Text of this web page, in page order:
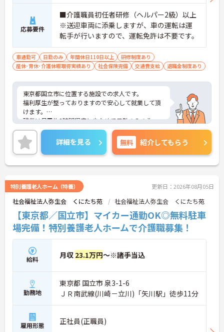
応募要件
■介護職員初任者研修（ヘルパー2級）以上
※送迎車両に添乗しますが、車の運転は運
転手が行いますので、運転免許は不要です。
車通勤可 日勤のみ 年間休日110日以上
研修制度あり
産休･育休･介護休暇取得実績あり
社会保険完備 交通費支給 退職金制度あり
東京都国立市に位置する施設での求人です。
福利厚生が整っておりますので安心して就業して頂
けます。
残業は月平均3時間程度と少なめで日勤のみの為、
ご家庭や子育てとの両立も無理なく可能です◎
ご興味のある方はお気軽にお問い合わせ下さい。
詳細を見る 無料 紹介してもらう
特別養護老人ホーム（特養） 更新日：2026年08月05日
社会福祉法人弥生会 くにたち苑 社会福祉法人弥生会 くにたち苑
【東京都／国立市】マイカー通勤OK◎無料駐車
場完備！特別養護老人ホームで介護職募集！
給料 月収 23.1万円～※諸手当込
勤務地
東京都 国立市 泉3-1-6
ＪＲ南武線(川崎－立川)「矢川駅」徒歩11分
雇用形態 正社員(正職員)